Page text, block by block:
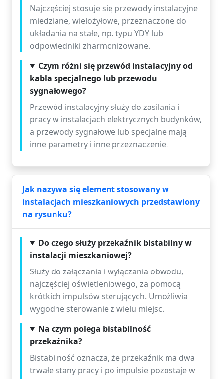
Najczęściej stosuje się przewody instalacyjne
miedziane, wielożyłowe, przeznaczone do
układania na stałe, np. typu YDY lub
odpowiedniki zharmonizowane.
Czym różni się przewód instalacyjny od
kabla specjalnego lub przewodu
sygnałowego?
Przewód instalacyjny służy do zasilania i
pracy w instalacjach elektrycznych budynków,
a przewody sygnałowe lub specjalne mają
inne parametry i inne przeznaczenie.
Jak nazywa się element stosowany w
instalacjach mieszkaniowych przedstawiony
na rysunku?
Do czego służy przekaźnik bistabilny w
instalacji mieszkaniowej?
Służy do załączania i wyłączania obwodu,
najczęściej oświetleniowego, za pomocą
krótkich impulsów sterujących. Umożliwia
wygodne sterowanie z wielu miejsc.
Na czym polega bistabilność
przekaźnika?
Bistabilność oznacza, że przekaźnik ma dwa
trwałe stany pracy i po impulsie pozostaje w